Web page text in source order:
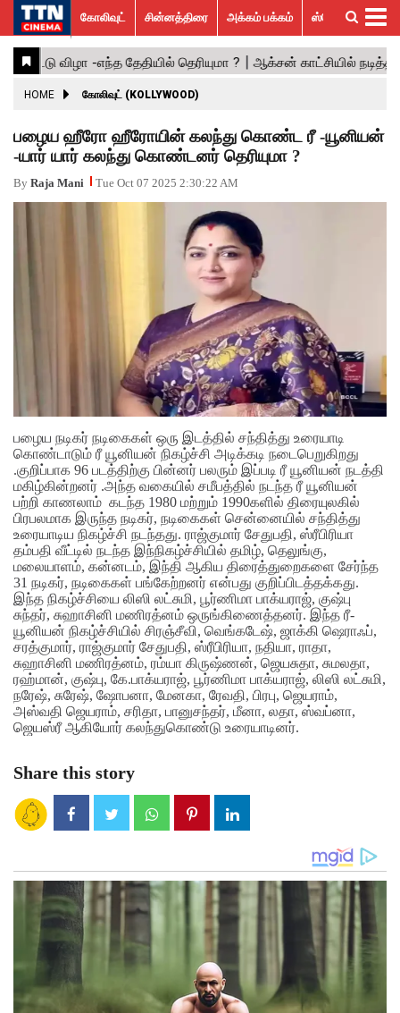
கோலிவுட்
சின்னத்திரை
பாலிவுட்
ஹாலிவுட்
அக்கம்
பக்கம்
ஸ்பெஷல்
ஸ்டோரீஸ்
விமர்சனம்
GALLERY
ACTRESS
MOVIESTILLS
EVENTS
VIDEOS
What’s
Hot
Trending
News
கோலிவுட் சின்னத்திரை அக்கம் பக்கம் ஸ்பெஷல் ஸ்டோரீஸ்
HOME கோலிவுட் (KOLLYWOOD)
பழைய ஹீரோ ஹீரோயின் கலந்து கொண்ட ரீ -யூனியன்
-யார் யார் கலந்து கொண்டனர் தெரியுமா ?
By Raja Mani Tue Oct 07 2025 2:30:22 AM
பழைய நடிகர் நடிகைகள் ஒரு இடத்தில் சந்தித்து உரையாடி
கொண்டாடும் ரீ யூனியன் நிகழ்ச்சி அடிக்கடி நடைபெறுகிறது
.குறிப்பாக 96 படத்திற்கு பின்னர் பலரும் இப்படி ரீ யூனியன் நடத்தி
மகிழ்கின்றனர் .அந்த வகையில் சமீபத்தில் நடந்த ரீ யூனியன்
பற்றி காணலாம் கடந்த 1980 மற்றும் 1990களில் திரையுலகில்
பிரபலமாக இருந்த நடிகர், நடிகைகள் சென்னையில் சந்தித்து
உரையாடிய நிகழ்ச்சி நடந்தது. ராஜ்குமார் சேதுபதி, ஸ்ரீபிரியா
தம்பதி வீட்டில் நடந்த இந்நிகழ்ச்சியில் தமிழ், தெலுங்கு,
மலையாளம், கன்னடம், இந்தி ஆகிய திரைத்துறைகளை சேர்ந்த
31 நடிகர், நடிகைகள் பங்கேற்றனர் என்பது குறிப்பிடத்தக்கது.
இந்த நிகழ்ச்சியை லிஸி லட்சுமி, பூர்ணிமா பாக்யராஜ், குஷ்பு
சுந்தர், சுஹாசினி மணிரத்னம் ஒருங்கிணைத்தனர். இந்த ரீ-
யூனியன் நிகழ்ச்சியில் சிரஞ்சீவி, வெங்கடேஷ், ஜாக்கி ஷெராஃப்,
சரத்குமார், ராஜ்குமார் சேதுபதி, ஸ்ரீபிரியா, நதியா, ராதா,
சுஹாசினி மணிரத்னம், ரம்யா கிருஷ்ணன், ஜெயசுதா, சுமலதா,
ரஹ்மான், குஷ்பு, கே.பாக்யராஜ், பூர்ணிமா பாக்யராஜ், லிஸி லட்சுமி,
நரேஷ், சுரேஷ், ஷோபனா, மேனகா, ரேவதி, பிரபு, ஜெயராம்,
அஸ்வதி ஜெயராம், சரிதா, பானுசந்தர், மீனா, லதா, ஸ்வப்னா,
ஜெயஸ்ரீ ஆகியோர் கலந்துகொண்டு உரையாடினர்.
Share this story